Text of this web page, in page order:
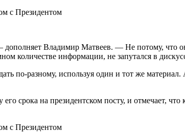
Владимир Матвеев. — Не потому, что
количестве информации, не запутался в
разному, используя один и тот же материал.
на президентском посту, и отмечает, что